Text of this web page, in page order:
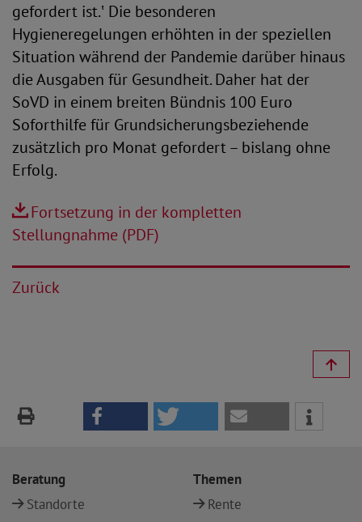
gefordert ist.‛ Die besonderen
Hygieneregelungen erhöhten in der speziellen
Situation während der Pandemie darüber hinaus
die Ausgaben für Gesundheit. Daher hat der
SoVD in einem breiten Bündnis 100 Euro
Soforthilfe für Grundsicherungsbeziehende
zusätzlich pro Monat gefordert – bislang ohne
Erfolg.
Fortsetzung in der kompletten
Stellungnahme (PDF)
Zurück
Beratung
Standorte
Themen
Rente